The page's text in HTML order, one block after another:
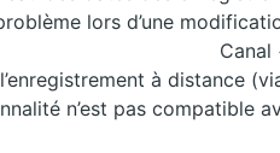
lors d’une
Canal
à distance
n’est pas compatible